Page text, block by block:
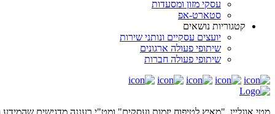
עסקי מזון ומסעדות
סטארט-אפ
קטגוריות נושאים
יועצים עסקיים ונותני שירות
שיתופי פעולה ארגונים
שיתופי פעולה חברות
מטי אונליין ,"מאיץ לטיפוח יזמות ועסקים" ומט"י רעננה מדגישים